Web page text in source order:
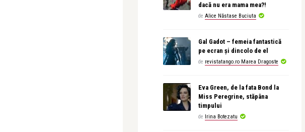
dacă nu era mama mea?!
de Alice Năstase Buciuta
Gal Gadot – femeia fantastică
pe ecran și dincolo de el
de revistatango.ro Marea Dragoste
Eva Green, de la fata Bond la
Miss Peregrine, stăpâna
timpului
de Irina Botezatu